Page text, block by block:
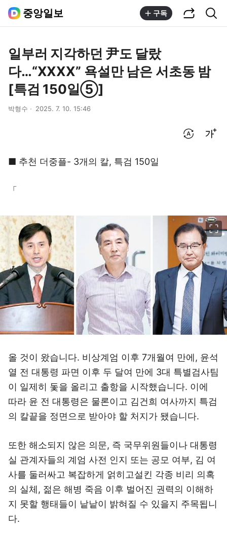
중앙일보 구독
일부러 지각하던 尹도 달랐
다…“XXXX” 욕설만 남은 서초동 밤
[특검 150일⑤]
박형수 2025. 7. 10. 15:46
■ 추천 더중플- 3개의 칼, 특검 150일
「
올 것이 왔습니다. 비상계엄 이후 7개월여 만에, 윤석
열 전 대통령 파면 이후 두 달여 만에 3대 특별검사팀
이 일제히 돛을 올리고 출항을 시작했습니다. 이에
따라 윤 전 대통령은 물론이고 김건희 여사까지 특검
의 칼끝을 정면으로 받아야 할 처지가 됐습니다.
또한 해소되지 않은 의문, 즉 국무위원들이나 대통령
실 관계자들의 계엄 사전 인지 또는 공모 여부, 김 여
사를 둘러싸고 복잡하게 얽히고설킨 각종 비리 의혹
의 실체, 젊은 해병 죽음 이후 벌어진 권력의 이해하
지 못할 행태들이 낱낱이 밝혀질 수 있을지 주목됩니
다.